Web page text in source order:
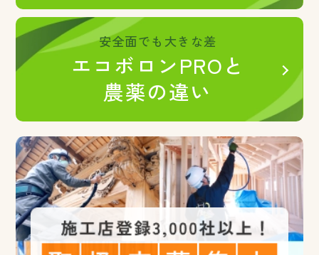
安全面でも大きな差
エコボロンPROと
農薬の違い